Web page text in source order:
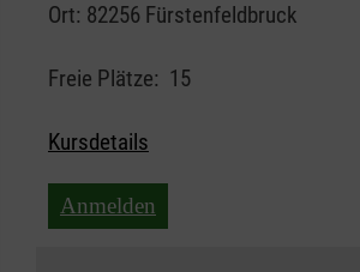
Ort: 82256 Fürstenfeldbruck
Freie Plätze: 15
Kursdetails
Anmelden